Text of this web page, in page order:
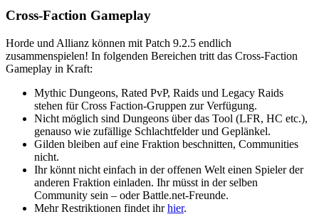
Cross-Faction Gameplay
Horde und Allianz können mit Patch 9.2.5 endlich
zusammenspielen! In folgenden Bereichen tritt das Cross-Faction
Gameplay in Kraft:
Mythic Dungeons, Rated PvP, Raids und Legacy Raids
stehen für Cross Faction-Gruppen zur Verfügung.
Nicht möglich sind Dungeons über das Tool (LFR, HC etc.),
genauso wie zufällige Schlachtfelder und Geplänkel.
Gilden bleiben auf eine Fraktion beschnitten, Communities
nicht.
Ihr könnt nicht einfach in der offenen Welt einen Spieler der
anderen Fraktion einladen. Ihr müsst in der selben
Community sein – oder Battle.net-Freunde.
Mehr Restriktionen findet ihrhier.